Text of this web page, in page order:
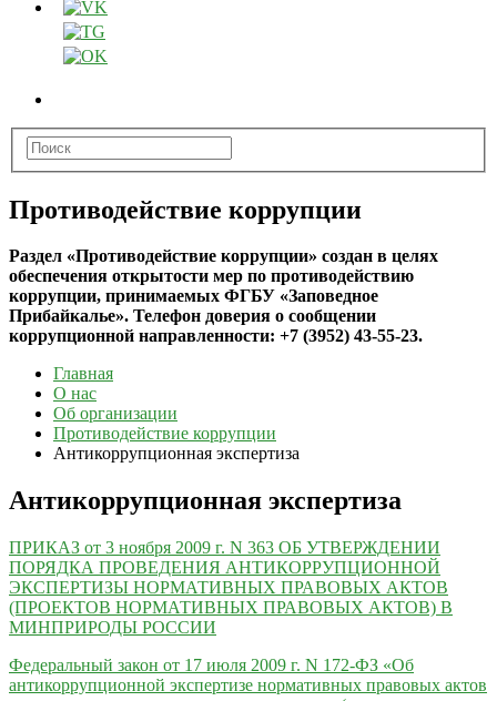
Противодействие коррупции
Раздел «Противодействие коррупции» создан в целях
обеспечения открытости мер по противодействию
коррупции, принимаемых ФГБУ «Заповедное
Прибайкалье». Телефон доверия о сообщении
коррупционной направленности: +7 (3952) 43-55-23.
Главная
О нас
Об организации
Противодействие коррупции
Антикоррупционная экспертиза
Антикоррупционная экспертиза
ПРИКАЗ от 3 ноября 2009 г. N 363 ОБ УТВЕРЖДЕНИИ
ПОРЯДКА ПРОВЕДЕНИЯ АНТИКОРРУПЦИОННОЙ
ЭКСПЕРТИЗЫ НОРМАТИВНЫХ ПРАВОВЫХ АКТОВ
(ПРОЕКТОВ НОРМАТИВНЫХ ПРАВОВЫХ АКТОВ) В
МИНПРИРОДЫ РОССИИ
Федеральный закон от 17 июля 2009 г. N 172-ФЗ «Об
антикоррупционной экспертизе нормативных правовых актов